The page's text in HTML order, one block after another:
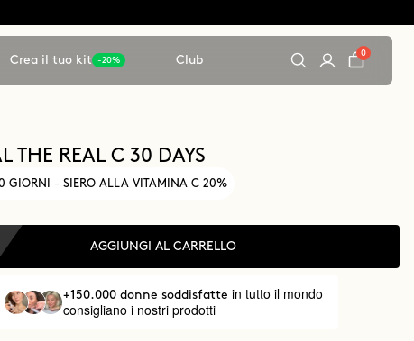
Crea il tuo kit -20% Club
0
THE REAL C 30 DAYS
GIORNI - SIERO ALLA VITAMINA C 20%
AGGIUNGI AL CARRELLO
+150.000 donne soddisfatte in tutto il mondo
consigliano i nostri prodotti